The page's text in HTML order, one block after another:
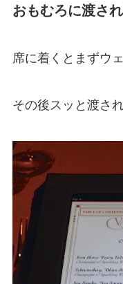
おもむろに渡さ
席に着くとまずウ
その後スッと渡さ